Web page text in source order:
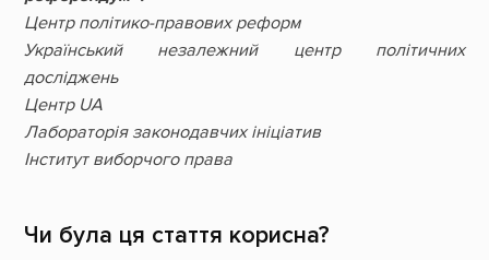
Центр політико-правових реформ
Український незалежний центр політичних
досліджень
Центр UA
Лабораторія законодавчих ініціатив
Інститут виборчого права
Чи була ця стаття корисна?